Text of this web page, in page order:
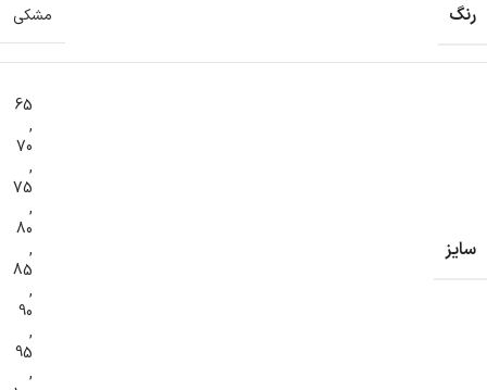
رنگ
مشکی
سایز
65
,
70
,
75
,
80
,
85
,
90
,
95
,